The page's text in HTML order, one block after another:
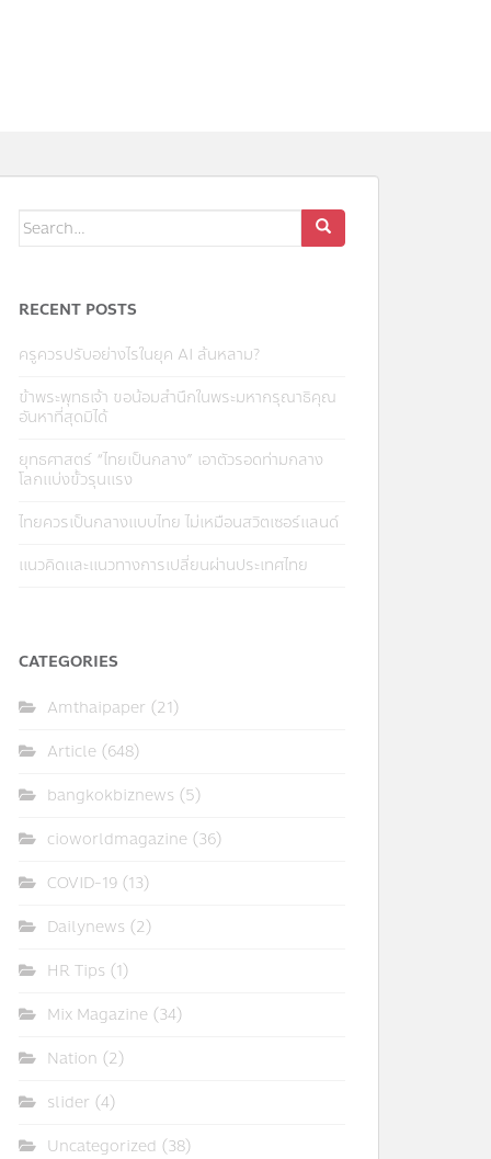
RECENT POSTS
ครูควรปรับอย่างไรในยุค AI ล้นหลาม?
ข้าพระพุทธเจ้า ขอน้อมสำนึกในพระมหากรุณาธิคุณ
อันหาที่สุดมิได้
ยุทธศาสตร์ “ไทยเป็นกลาง” เอาตัวรอดท่ามกลาง
โลกแบ่งขั้วรุนแรง
ไทยควรเป็นกลางแบบไทย ไม่เหมือนสวิตเซอร์แลนด์
แนวคิดและแนวทางการเปลี่ยนผ่านประเทศไทย
CATEGORIES
Amthaipaper (21)
Article (648)
bangkokbiznews (5)
cioworldmagazine (36)
COVID-19 (13)
Dailynews (2)
HR Tips (1)
Mix Magazine (34)
Nation (2)
slider (4)
Uncategorized (38)